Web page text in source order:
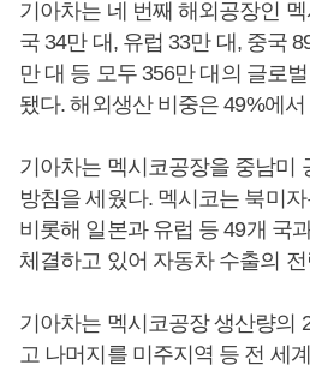
기아차는 네 번째 해외공장인
국 34만 대, 유럽 33만 대, 중국
만 대 등 모두 356만 대의 글로
됐다. 해외생산 비중은 49%에
기아차는 멕시코공장을 중남미
방침을 세웠다. 멕시코는 북미
비롯해 일본과 유럽 등 49개 국
체결하고 있어 자동차 수출의
기아차는 멕시코공장 생산량의
고 나머지를 미주지역 등 전 세